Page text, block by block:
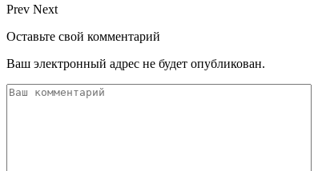
Prev Next
Оставьте свой комментарий
Ваш электронный адрес не будет опубликован.